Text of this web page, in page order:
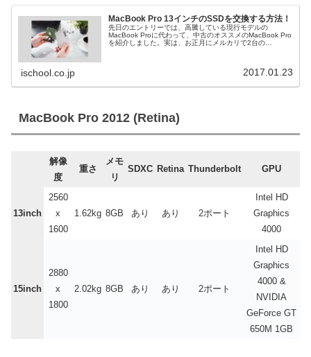
MacBook Pro 13インチのSSDを交換する方法！
先日のエントリーでは、高騰している現行モデルの
MacBook Proに代わって、中古のオススメのMacBook Pro
を紹介しました。実は、お正月にメルカリで2台の
ischool.co.jp 2017.01.23
MacBook Pro 2012 (Retina)
解像
度
重さ
メモ
リ
SDXC Retina Thunderbolt GPU
13inch
2560
x
1600
1.62kg 8GB あり あり 2ポート
Intel HD
Graphics
4000
15inch
2880
x
1800
2.02kg 8GB あり あり 2ポート
Intel HD
Graphics
4000 &
NVIDIA
GeForce GT
650M 1GB